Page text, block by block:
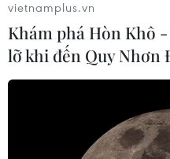
vietnamplus.vn
Khám phá Hòn Khô
lỡ khi đến Quy Nhơn